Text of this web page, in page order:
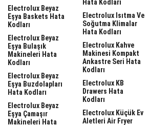
Electrolux Beyaz
Eşya Baskets Hata
Kodları
Electrolux Beyaz
Eşya Bulaşık
Makineleri Hata
Kodları
Electrolux Beyaz
Eşya Buzdolapları
Hata Kodları
Electrolux Beyaz
Eşya Çamaşır
Makineleri Hata
Hata Kodları
Electrolux Isıtma Ve
Soğutma Klimalar
Hata Kodları
Electrolux Kahve
Makinesi Kompakt
Ankastre Seri Hata
Kodları
Electrolux KB
Drawers Hata
Kodları
Electrolux Küçük Ev
Aletleri Air Fryer